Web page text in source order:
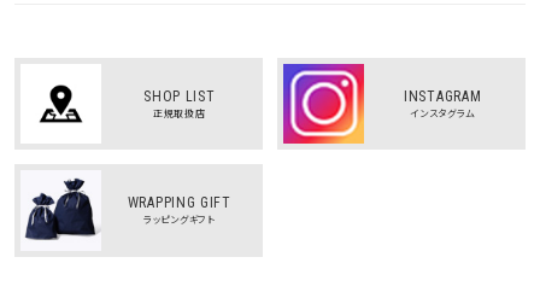
SHOP LIST
正規取扱店
INSTAGRAM
インスタグラム
WRAPPING GIFT
ラッピングギフト